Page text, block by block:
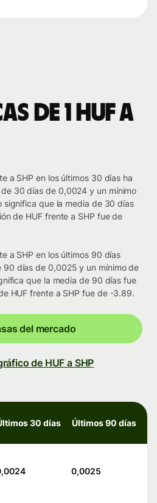
de 1 HUF a
a SHP en los últimos 30 días ha
30 días de 0,0024 y un mínimo
que la media de 30 días
de HUF frente a SHP fue de
a SHP en los últimos 90 días
90 días de 0,0025 y un mínimo de
que la media de 90 días fue
HUF frente a SHP fue de -3.89.
del mercado
de HUF a SHP
30 días Últimos 90 días
0,0025